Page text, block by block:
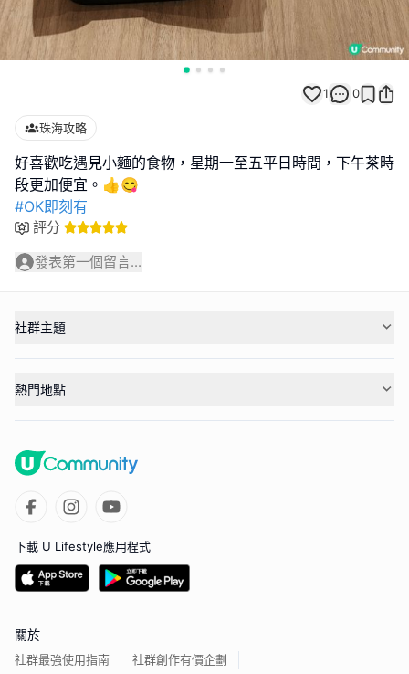
1 0
珠海攻略
好喜歡吃遇見小麵的食物，星期一至五平日時間，下午茶時
#OK即刻有
評分
發表第一個留言...
社群主題
熱門地點
下載 U Lifestyle應用程式
關於
社群最強使用指南 社群創作有價企劃